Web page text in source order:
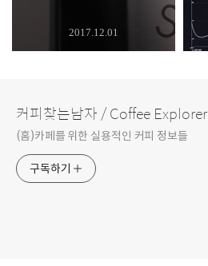
2017.12.01
커피찾는남자 / Coffee Explorer
(홈)카페를 위한 실용적인 커피 정보들
구독하기